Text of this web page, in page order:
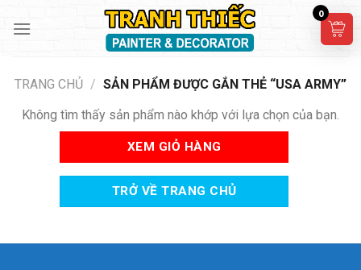
TRANG CHỦ / SẢN PHẨM ĐƯỢC GẮN THẺ “USA ARMY”
Không tìm thấy sản phẩm nào khớp với lựa chọn của bạn.
XEM GIỎ HÀNG
TRỞ VỀ TRANG CHỦ
0